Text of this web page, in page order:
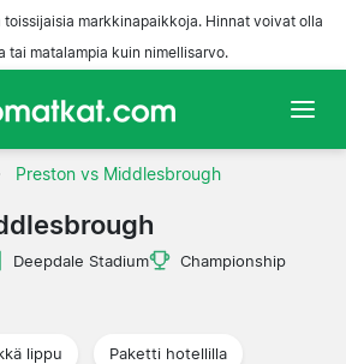
toissijaisia markkinapaikkoja. Hinnat voivat olla
tai matalampia kuin nimellisarvo.
Preston vs Middlesbrough
Deepdale Stadium
Championship
lippu Paketti hotellilla